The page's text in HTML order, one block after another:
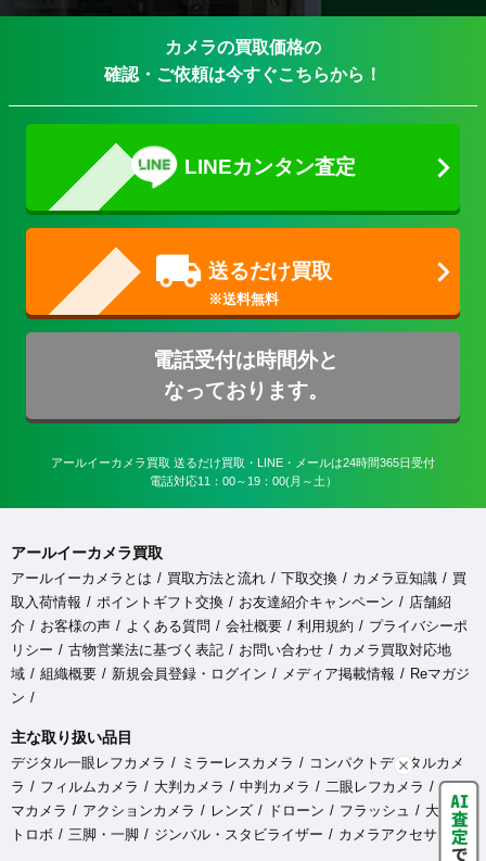
カメラの買取価格の
確認・ご依頼は今すぐこちらから！
LINEカンタン査定
送るだけ買取
電話受付は時間外と
なっております。
アールイーカメラ買取 送るだけ買取・LINE・メールは24時間365日受付
電話対応11：00～19：00(月～土）
アールイーカメラ買取
アールイーカメラとは 買取方法と流れ 下取交換 カメラ豆知識
買
取入荷情報
ポイントギフト交換 お友達紹介キャンペーン
店舗紹
介
お客様の声 よくある質問 会社概要 利用規約
プライバシーポ
リシー
古物営業法に基づく表記 お問い合わせ
カメラ買取対応地
域
組織概要 新規会員登録・ログイン メディア掲載情報
Reマガジ
ン
主な取り扱い品目
デジタル一眼レフカメラ ミラーレスカメラ
コンパクトデジタルカメ
ラ
フィルムカメラ 大判カメラ 中判カメラ 二眼レフカメラ
シネ
マカメラ
アクションカメラ レンズ ドローン フラッシュ
大型ス
トロボ
三脚・一脚 ジンバル・スタビライザー カメラアクセサリ